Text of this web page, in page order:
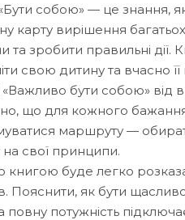
собою» — це знання,
карту вирішення
та зробити правильні дії.
свою дитину та вчасно її
«Важливо бути собою» від
що для кожного бажання
маршруту —
на свої принципи.
книгою буде легко
Пояснити, як бути
повну потужність